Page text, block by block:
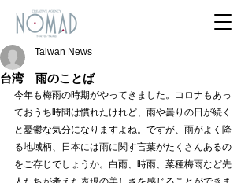
台湾 雨のことば
Taiwan News
今年も梅雨の時期がやってきました。コロナもあっ
ておうち時間は慣れたけれど、雨や曇りの日が続く
と憂鬱な気分になりますよね。ですが、雨がよく降
る地域柄、日本には雨に関す言葉がたくさんあるの
をご存じでしょうか。白雨、時雨、菜種梅雨など先